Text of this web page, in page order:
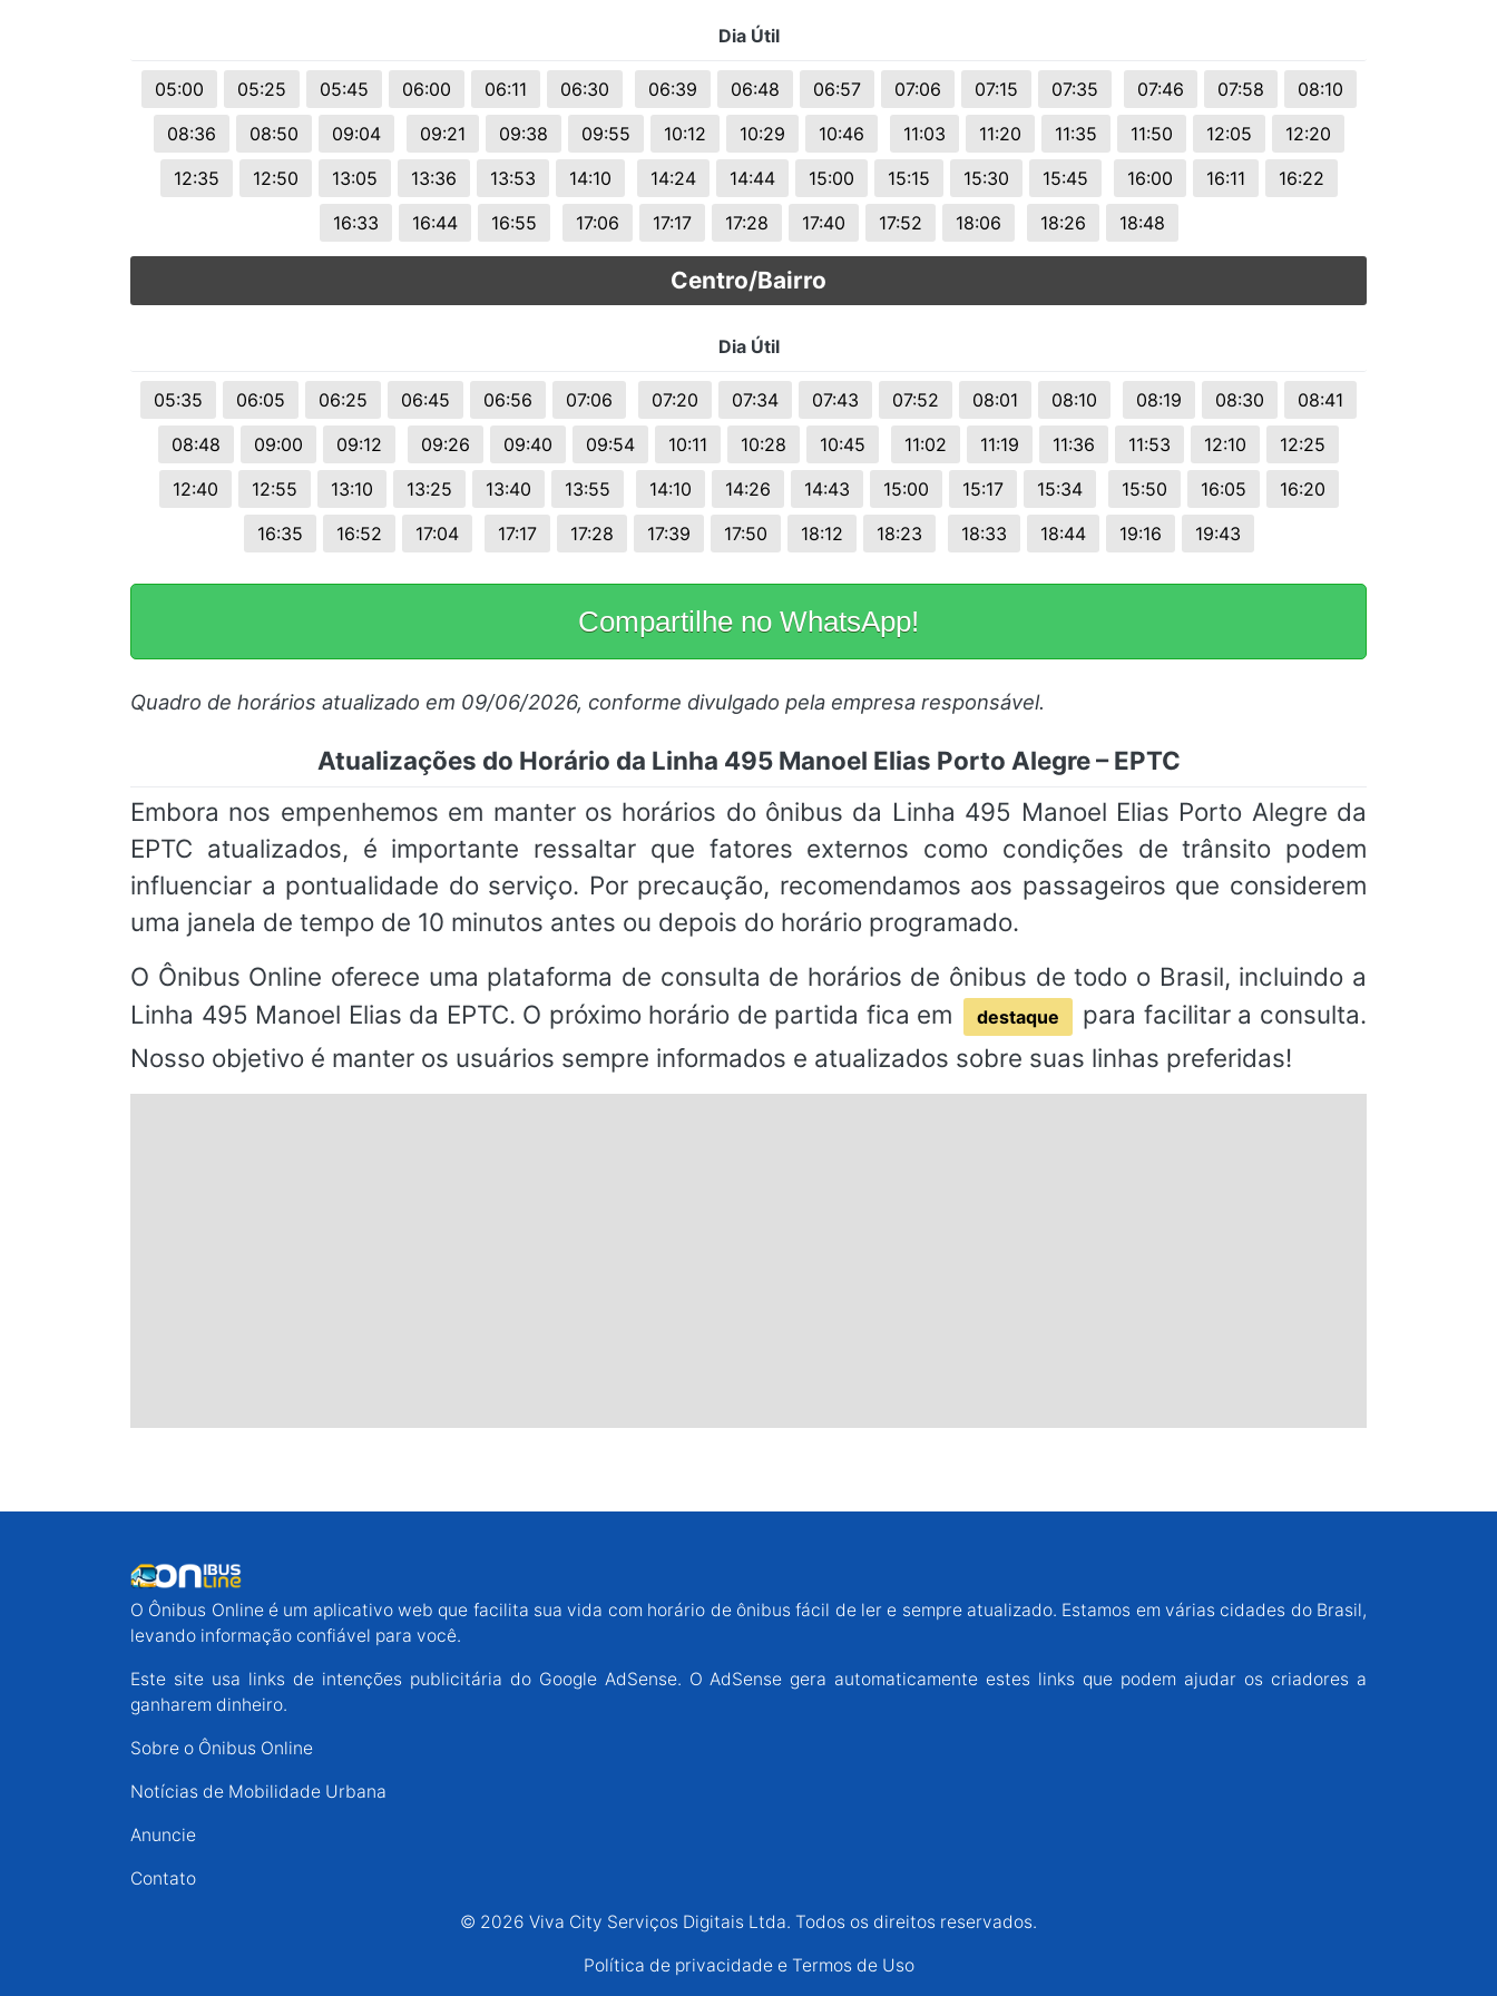
Dia Útil
05:00 05:25 05:45 06:00 06:11 06:30 06:39 06:48 06:57 07:06 07:15 07:35 07:46 07:58
08:10
08:36
08:50 09:04 09:21 09:38 09:55 10:12 10:29 10:46 11:03 11:20 11:35 11:50 12:05
12:20
12:35
12:50 13:05 13:36 13:53 14:10 14:24 14:44 15:00 15:15 15:30 15:45 16:00 16:11
16:22
16:33
16:44 16:55 17:06 17:17 17:28 17:40 17:52 18:06 18:26 18:48
Centro/Bairro
Dia Útil
05:35 06:05 06:25 06:45 06:56 07:06 07:20 07:34 07:43 07:52 08:01 08:10 08:19 08:30
08:41
08:48
09:00 09:12 09:26 09:40 09:54 10:11 10:28 10:45 11:02 11:19 11:36 11:53 12:10
12:25
12:40
12:55 13:10 13:25 13:40 13:55 14:10 14:26 14:43 15:00 15:17 15:34 15:50 16:05
16:20
16:35
16:52 17:04 17:17 17:28 17:39 17:50 18:12 18:23 18:33 18:44 19:16 19:43
Compartilhe no WhatsApp!
Quadro de horários atualizado em 09/06/2026, conforme divulgado pela empresa responsável.
Atualizações do Horário da Linha 495 Manoel Elias Porto Alegre – EPTC
Embora nos empenhemos em manter os horários do ônibus da Linha 495 Manoel Elias Porto Alegre da
EPTC atualizados, é importante ressaltar que fatores externos como condições de trânsito podem
influenciar a pontualidade do serviço. Por precaução, recomendamos aos passageiros que considerem
uma janela de tempo de 10 minutos antes ou depois do horário programado.
O Ônibus Online oferece uma plataforma de consulta de horários de ônibus de todo o Brasil, incluindo a
Linha 495 Manoel Elias da EPTC. O próximo horário de partida fica em
destaque
para facilitar a consulta.
Nosso objetivo é manter os usuários sempre informados e atualizados sobre suas linhas preferidas!
O Ônibus Online é um aplicativo web que facilita sua vida com horário de ônibus fácil de ler e sempre atualizado. Estamos em várias cidades do Brasil,
levando informação confiável para você.
Este site usa links de intenções publicitária do Google AdSense. O AdSense gera automaticamente estes links que podem ajudar os criadores a
ganharem dinheiro.
Sobre o Ônibus Online
Notícias de Mobilidade Urbana
Anuncie
Contato
© 2026 Viva City Serviços Digitais Ltda. Todos os direitos reservados.
Política de privacidade e Termos de Uso